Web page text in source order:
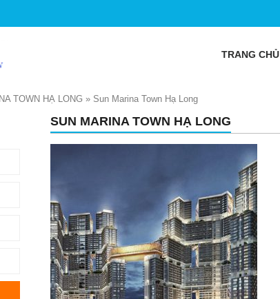
TRANG CHỦ
TOWN HẠ LONG » Sun Marina Town Hạ Long
SUN MARINA TOWN HẠ LONG